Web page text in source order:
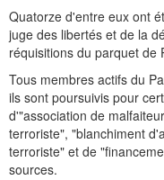
Quatorze d'entre eux ont
juge des libertés et de la
réquisitions du parquet de
Tous membres actifs du
ils sont poursuivis pour
d'"association de
terroriste", "blanchiment
terroriste" et de
sources.